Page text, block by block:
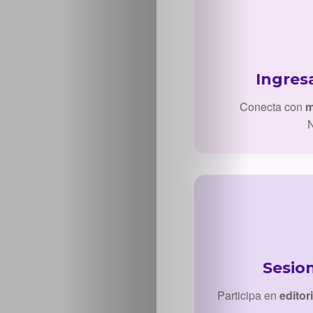
Conecta con
Participa en